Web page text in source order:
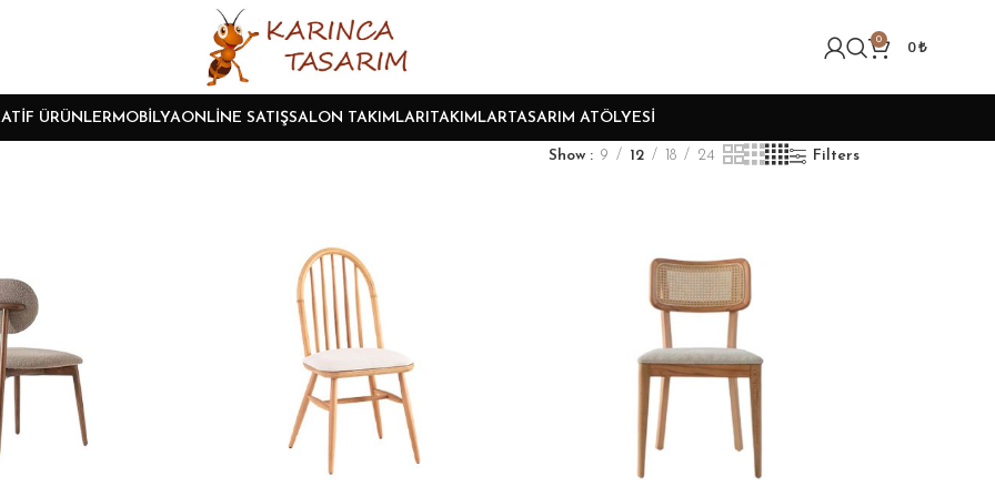
0 0₺
ÜRÜNLERMOBILYAONLINE SATIŞSALON TAKIMLARI TAKIMLARTASARIM ATÖLYESI
Show 9 12 18 24 Filters